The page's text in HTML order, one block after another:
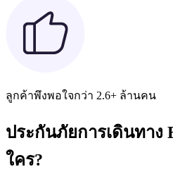
ลูกค้าพึงพอใจกว่า 2.6+ ล้านคน
ประกันภัยการเดินทาง
ใคร?